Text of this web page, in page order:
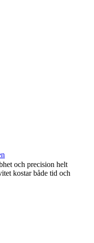
och precision helt
kostar både tid och